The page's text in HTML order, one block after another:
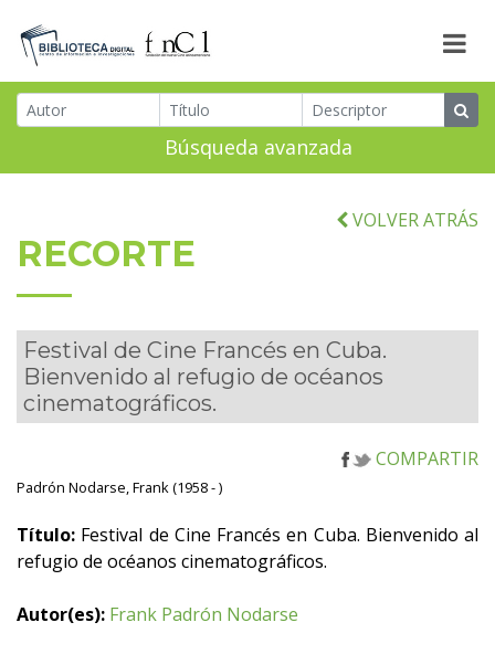
Búsqueda avanzada
VOLVER ATRÁS
RECORTE
Festival de Cine Francés en Cuba.
Bienvenido al refugio de océanos
cinematográficos.
COMPARTIR
Padrón Nodarse, Frank (1958 - )
Título: Festival de Cine Francés en Cuba. Bienvenido al
refugio de océanos cinematográficos.
Autor(es): Frank Padrón Nodarse